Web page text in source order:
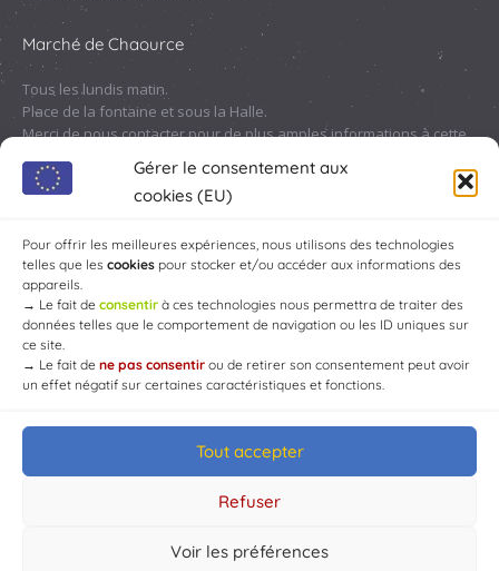
Gérer le consentement aux
cookies (EU)
Pour offrir les meilleures expériences, nous utilisons des technologies
telles que les cookies pour stocker et/ou accéder aux informations des
appareils.
→ Le fait de consentir à ces technologies nous permettra de traiter des
données telles que le comportement de navigation ou les ID uniques sur
ce site.
→ Le fait de ne pas consentir ou de retirer son consentement peut avoir
un effet négatif sur certaines caractéristiques et fonctions.
Tout accepter
Refuser
Voir les préférences
Marché de Chaource
Tous les lundis matin.
Place de la fontaine et sous la Halle.
Merci de nous contacter pour de plus amples informations à cette
© Mairie de Chaource [2004-2024] | Tous droits réservés.
Developed byWEB3-DESIGN